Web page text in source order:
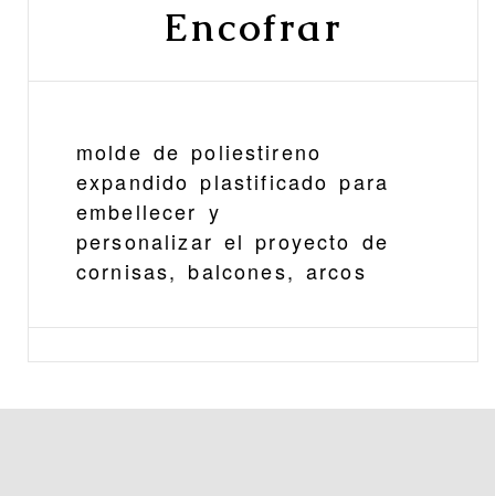
Encofrar
molde de poliestireno
expandido plastificado para
embellecer y
personalizar el proyecto de
cornisas, balcones, arcos